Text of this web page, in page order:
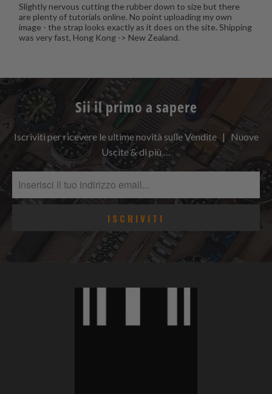
Slightly nervous cutting the rubber down to size but there
are plenty of tutorials online. No point uploading my own
image - the strap looks exactly as it does on the site. Shipping
was very fast, Hong Kong -> New Zealand.
Sii il primo a sapere
Iscriviti per ricevere le ultime novità sulle Vendite | Nuove
Uscite & di più …